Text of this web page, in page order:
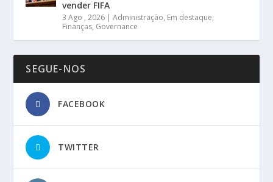
vender FIFA
3 Ago , 2026 |Administração, Em destaque,
Finanças, Governance
SEGUE-NOS
FACEBOOK
TWITTER